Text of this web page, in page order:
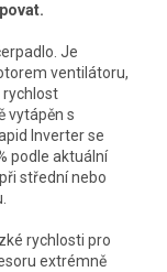
Je
ventilátoru,
rychlost
vytápěn s
Inverter se
podle aktuální
střední nebo
rychlosti pro
extrémně